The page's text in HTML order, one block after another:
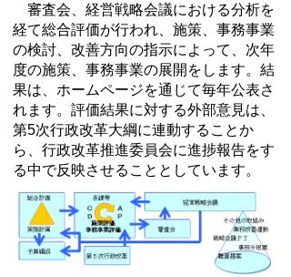
審査会、経営戦略会議における分析を
経て総合評価が行われ、施策、事務事業
の検討、改善方向の指示によって、次年
度の施策、事務事業の展開をします。結
果は、ホームページを通じて毎年公表さ
れます。評価結果に対する外部意見は、
第5次行政改革大綱に連動することか
ら、行政改革推進委員会に進捗報告をす
る中で反映させることとしています。